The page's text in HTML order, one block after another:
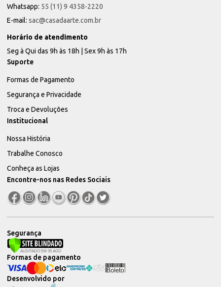
Whatsapp: 55 (11) 9 4358-2220
E-mail: sac@casadaarte.com.br
Horário de atendimento
Seg à Qui das 9h às 18h | Sex 9h às 17h
Suporte
Formas de Pagamento
Segurança e Privacidade
Troca e Devoluções
Institucional
Nossa História
Trabalhe Conosco
Conheça as Lojas
Encontre-nos nas Redes Sociais
Segurança
Desenvolvido por
Formas de pagamento